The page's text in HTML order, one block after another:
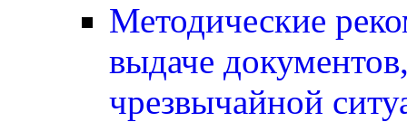
Методические
выдаче
чрезвычайной